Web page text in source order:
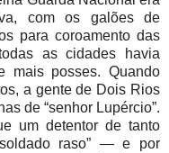
com os galões de
para coroamento das
as cidades havia
mais posses. Quando
a gente de Dois Rios
de “senhor Lupércio”.
um detentor de tanto
raso” — e por